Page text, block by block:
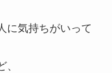
に気持ちがいって